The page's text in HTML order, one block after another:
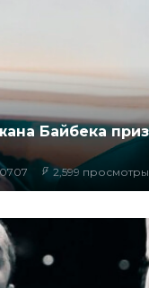
Байбека
2,599 просмотры